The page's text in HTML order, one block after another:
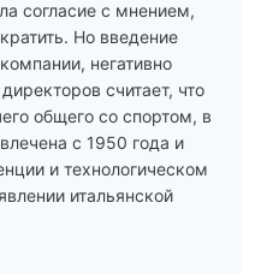
согласие с мнением,
Но введение
негативно
считает, что
общего со спортом, в
с 1950 года и
и технологическом
итальянской